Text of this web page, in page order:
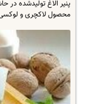
محصول لاکچری و لوکسی